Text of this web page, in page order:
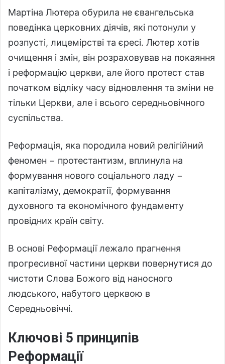
Мартіна Лютера обурила не євангельська
поведінка церковних діячів, які потонули у
розпусті, лицемірстві та єресі. Лютер хотів
очищення і змін, він розраховував на покаяння
і реформацію церкви, але його протест став
початком відліку часу відновлення та зміни не
тільки Церкви, але і всього середньовічного
суспільства.
Реформація, яка породила новий релігійний
феномен − протестантизм, вплинула на
формування нового соціального ладу −
капіталізму, демократії, формування
духовного та економічного фундаменту
провідних країн світу.
В основі Реформації лежало прагнення
прогресивної частини церкви повернутися до
чистоти Слова Божого від наносного
людського, набутого церквою в
Середньовіччі.
Ключові 5 принципів
Реформації